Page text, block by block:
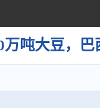
万吨大豆，